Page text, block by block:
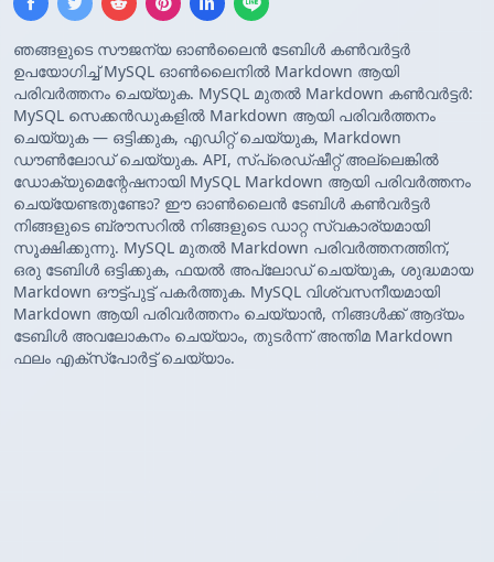
ഞങ്ങളുടെ സൗജന്യ ഓൺലൈൻ ടേബിൾ കൺവർട്ടർ
ഉപയോഗിച്ച് MySQL ഓൺലൈനിൽ Markdown ആയി
പരിവർത്തനം ചെയ്യുക. MySQL മുതൽ Markdown കൺവർട്ടർ:
MySQL സെക്കൻഡുകളിൽ Markdown ആയി പരിവർത്തനം
ചെയ്യുക — ഒട്ടിക്കുക, എഡിറ്റ് ചെയ്യുക, Markdown
ഡൗൺലോഡ് ചെയ്യുക. API, സ്പ്രെഡ്ഷീറ്റ് അല്ലെങ്കിൽ
ഡോക്യുമെന്റേഷനായി MySQL Markdown ആയി പരിവർത്തനം
ചെയ്യേണ്ടതുണ്ടോ? ഈ ഓൺലൈൻ ടേബിൾ കൺവർട്ടർ
നിങ്ങളുടെ ബ്രൗസറിൽ നിങ്ങളുടെ ഡാറ്റ സ്വകാര്യമായി
സൂക്ഷിക്കുന്നു. MySQL മുതൽ Markdown പരിവർത്തനത്തിന്,
ഒരു ടേബിൾ ഒട്ടിക്കുക, ഫയൽ അപ്‌ലോഡ് ചെയ്യുക, ശുദ്ധമായ
Markdown ഔട്ട്‌പുട്ട് പകർത്തുക. MySQL വിശ്വസനീയമായി
Markdown ആയി പരിവർത്തനം ചെയ്യാൻ, നിങ്ങൾക്ക് ആദ്യം
ടേബിൾ അവലോകനം ചെയ്യാം, തുടർന്ന് അന്തിമ Markdown
ഫലം എക്സ്‌പോർട്ട് ചെയ്യാം.